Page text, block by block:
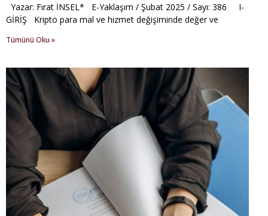
Yazar: Fırat İNSEL* E-Yaklaşım / Şubat 2025 / Sayı: 386 I-
GİRİŞ Kripto para mal ve hizmet değişiminde değer ve
Tümünü Oku »